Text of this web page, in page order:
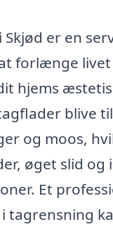
er en
forlænge livet
hjems
blive
og moos,
øget slid og
Et
i tagrensning